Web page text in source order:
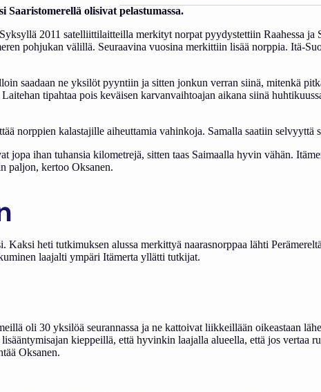
olisivat pelastumassa.
2011 satelliittilaitteilla merkityt norpat pyydystettiin Raahessa ja
pohjukan välillä. Seuraavina vuosina merkittiin lisää norppia. Itä-
saadaan ne yksilöt pyyntiin ja sitten jonkun verran siinä, mitenkä
tipahtaa pois keväisen karvanvaihtoajan aikana siinä
norppien kalastajille aiheuttamia vahinkoja. Samalla saatiin selvyyttä
jopa ihan tuhansia kilometrejä, sitten taas Saimaalla hyvin vähän.
paljon, kertoo Oksanen.
heti tutkimuksen alussa merkittyä naarasnorppaa lähti
laajalti ympäri Itämerta yllätti tutkijat.
oli 30 yksilöä seurannassa ja ne kattoivat liikkeillään oikeastaan
kieppeillä, että hyvinkin laajalla alueella, että jos vertaa
Oksanen.